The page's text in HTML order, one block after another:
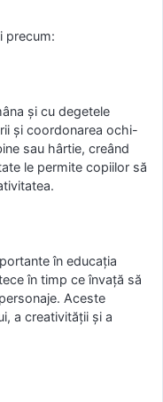
precum:
și cu degetele
și coordonarea ochi-
sau hârtie, creând
le permite copiilor să
în educația
în timp ce învață să
Aceste
a creativității și a